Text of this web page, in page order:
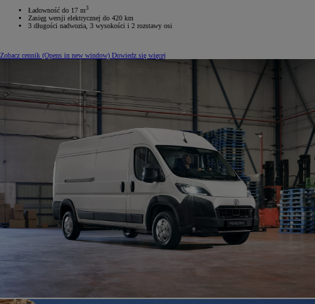
Ładowność do 17 m3
Zasięg wersji elektrycznej do 420 km
3 długości nadwozia, 3 wysokości i 2 rozstawy osi
Zobacz cennik (Opens in new window) Dowiedz się więcej